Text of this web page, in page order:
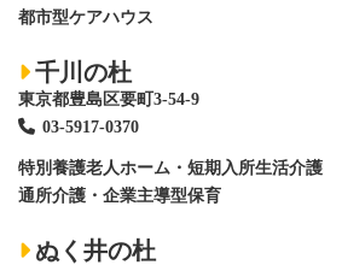
都市型ケアハウス
千川の杜
東京都豊島区要町3-54-9
03-5917-0370
特別養護老人ホーム ・短期入所生活介護
通所介護・企業主導型保育
ぬく井の杜